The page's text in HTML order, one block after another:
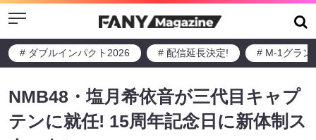
Menu
# ダブルインパクト2026 # 配信延長決定! # M-1グラン
NMB48・塩月希依音が三代目キャプ
テンに就任! 15周年記念日に新体制ス